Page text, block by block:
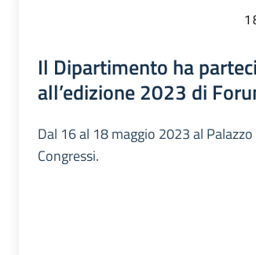
Il Dipartimento ha
all’edizione 2023 di
Dal 16 al 18 maggio 2023 al
Congressi.